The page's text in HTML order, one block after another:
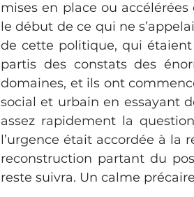
mises en place ou
le début de ce qui ne
de cette politique, qui
partis des constats des
domaines, et ils ont
social et urbain en essayant
assez rapidement la
l’urgence était accordée à la
reconstruction partant du
reste suivra. Un calme